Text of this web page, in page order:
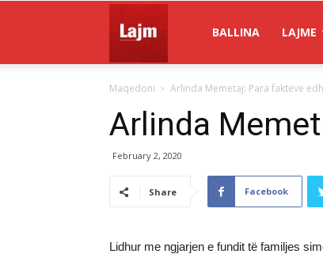
Lajm
BALLINA LAJME
Maqedoni Arlinda Memetaj: Para fakteve
Arlinda
February 2, 2020
Share Facebook
Lidhur me ngjarjen e fundit të familjes